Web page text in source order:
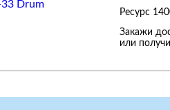
Ресурс
Закажи
или